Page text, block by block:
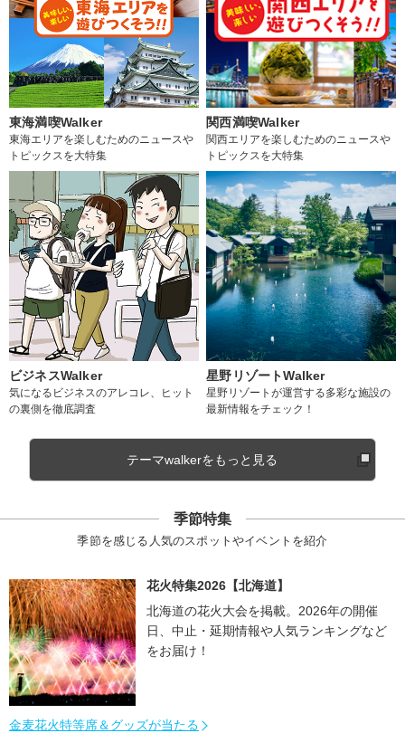
東海満喫Walker
東海エリアを楽しむためのニュースや
トピックスを大特集
関西満喫Walker
関西エリアを楽しむためのニュースや
トピックスを大特集
ビジネスWalker
気になるビジネスのアレコレ、ヒット
の裏側を徹底調査
星野リゾートWalker
星野リゾートが運営する多彩な施設の
最新情報をチェック！
テーマwalkerをもっと見る
季節特集
季節を感じる人気のスポットやイベントを紹介
花火特集2026【北海道】
北海道の花火大会を掲載。2026年の開催
日、中止・延期情報や人気ランキングなど
をお届け！
金麦花火特等席＆グッズが当たる